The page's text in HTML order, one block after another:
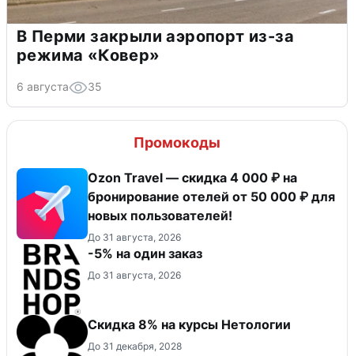
В Перми закрыли аэропорт из-за
режима «Ковер»
6 августа 35
Промокоды
Ozon Travel — скидка 4 000 ₽ на
бронирование отелей от 50 000 ₽ для
новых пользователей!
До 31 августа, 2026
-5% на один заказ
До 31 августа, 2026
Скидка 8% на курсы Нетологии
До 31 декабря, 2028